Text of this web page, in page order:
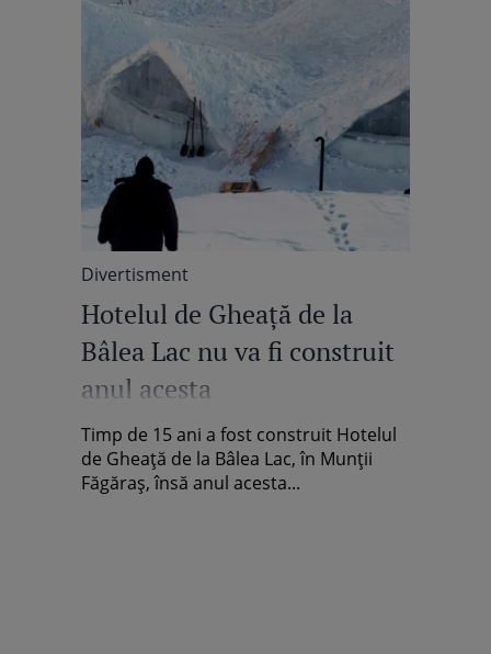
Divertisment
Hotelul de Gheață de la
Bâlea Lac nu va fi construit
anul acesta
Timp de 15 ani a fost construit Hotelul
de Gheață de la Bâlea Lac, în Munții
Făgăraș, însă anul acesta...